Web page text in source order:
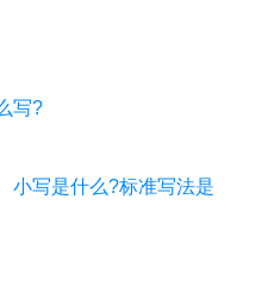
写?
小写是什么?标准写法是